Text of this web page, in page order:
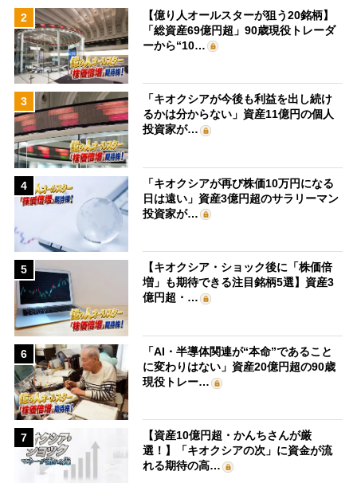
2
【億り人オールスターが狙う20銘柄】
「総資産69億円超」90歳現役トレーダ
ーから“10…
3
「キオクシアが今後も利益を出し続け
るかは分からない」資産11億円の個人
投資家が…
4
「キオクシアが再び株価10万円になる
日は遠い」資産3億円超のサラリーマン
投資家が…
5
【キオクシア・ショック後に「株価倍
増」も期待できる注目銘柄5選】資産3
億円超・…
6
「AI・半導体関連が“本命”であること
に変わりはない」資産20億円超の90歳
現役トレー…
7
【資産10億円超・かんちさんが厳
選！】「キオクシアの次」に資金が流
れる期待の高…